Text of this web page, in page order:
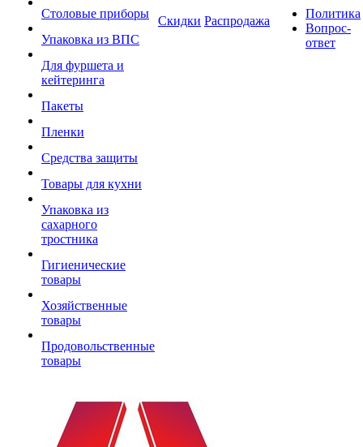
Столовые приборы
Упаковка из ВПС
Для фуршета и
кейтеринга
Пакеты
Пленки
Средства защиты
Товары для кухни
Упаковка из
сахарного
тростника
Гигиенические
товары
Хозяйственные
товары
Продовольственные
товары
Скидки Распродажа
Политика
Вопрос-
ответ